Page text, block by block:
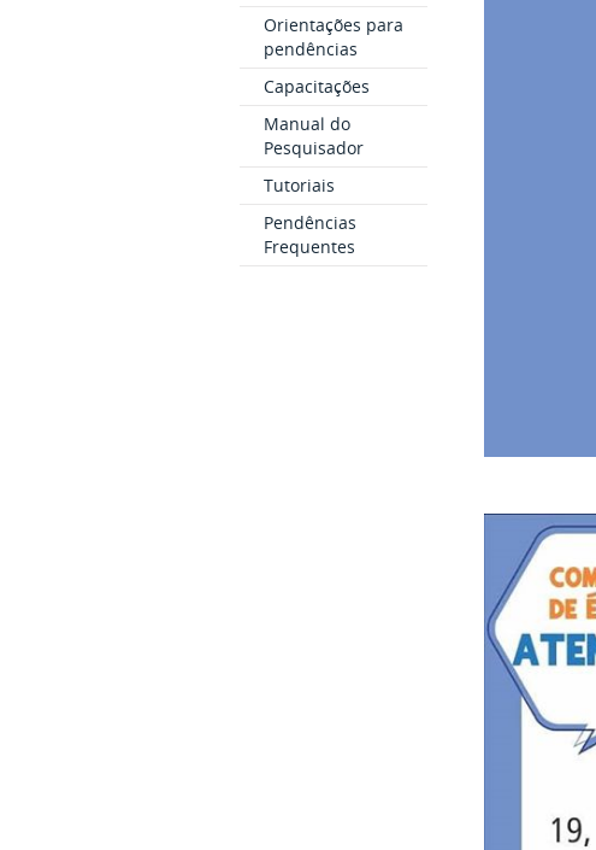
Orientações para
pendências
Capacitações
Manual do
Pesquisador
Tutoriais
Pendências
Frequentes